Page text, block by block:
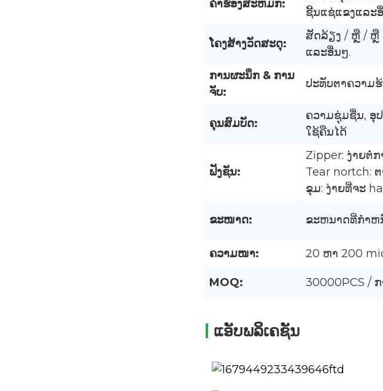
ຄໍາຮ້ອງສະຫມັກ:
ຊີ້ນແຊ່ແຂງແລະ
ໂຄງສ້າງວັດສະດຸ:
ສັດລ້ຽງ / ຫຼື / ຫຼື
ແລະອື່ນໆ.
ການຜະນຶກ & ການ
ຈັບ:
ປະທັບຕາຄວາມ
ຄຸນສົມບັດ:
ຄວາມຊຸ່ມຊື່ນ, ອຸ
ໃຊ້ຄືນໄດ້
ຟັງຊັນ:
Zipper: ງ່າຍຕໍ່
Tear nortch:
ຂຸມ: ງ່າຍທີ່ຈະ
ຂະໜາດ: ຂະຫນາດທີ່ກໍາຫ
ຄວາມໜາ:
20 ຫາ 200
MOQ: 30000PCS /
ແອັບພລິເຄຊັນ